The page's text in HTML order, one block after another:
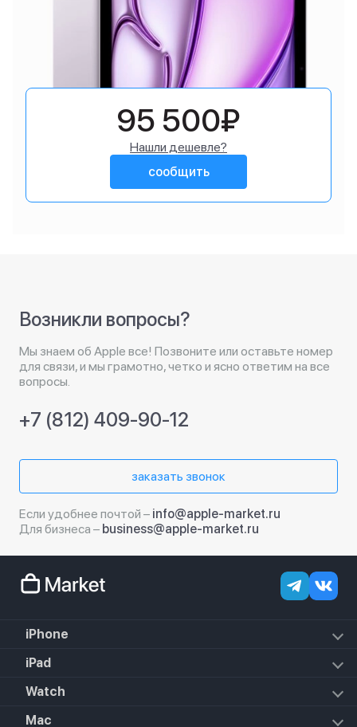
95 500₽
Нашли дешевле?
сообщить
Возникли вопросы?
Мы знаем об Apple все! Позвоните или оставьте номер
для связи, и мы грамотно, четко и ясно ответим на все
вопросы.
+7 (812) 409-90-12
заказать звонок
Если удобнее почтой – info@apple-market.ru
Для бизнеса – business@apple-market.ru
iPhone
iPhone 17e
iPhone 17 Pro
iPhone 17
iPad
iPad Air (2022)
iPad 10.2 (2021)
Watch
Apple Watch SE 3 2025
Mac